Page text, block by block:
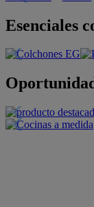
Esenciales